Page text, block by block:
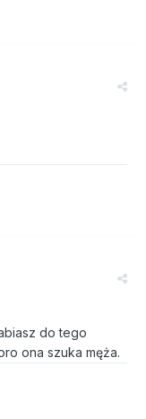
do tego
ona szuka męża.